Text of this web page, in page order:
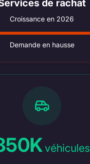
de rachat
Croissance en 2026
Demande en hausse
véhicules